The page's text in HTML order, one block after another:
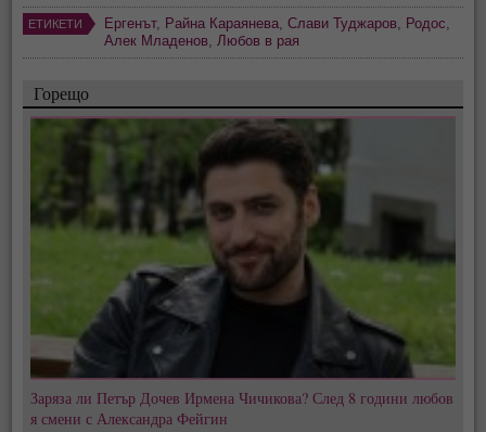
ЕТИКЕТИ Ергенът, Райна Караянева,Слави Туджаров, Родос,
Алек Младенов,Любов в рая
Горещо
Заряза ли Петър Дочев Ирмена Чичикова? След 8 години любов
я смени с Александра Фейгин